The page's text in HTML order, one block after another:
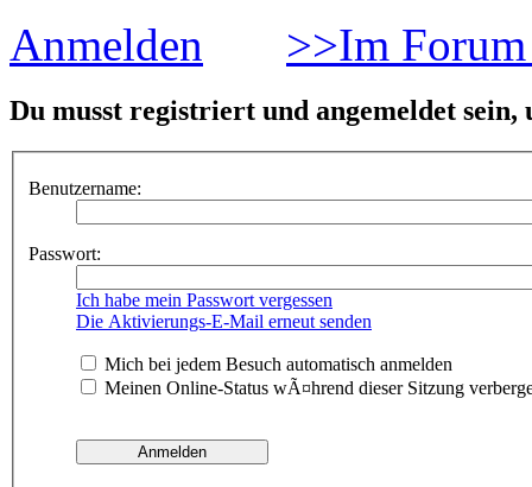
Anmelden >>Im
Du musst registriert und angemeldet
Benutzername:
Passwort:
Ich habe mein Passwort vergessen
Die Aktivierungs-E-Mail erneut senden
Mich bei jedem Besuch automatisch anmelden
Meinen Online-Status wÃ¤hrend dieser Sitzung